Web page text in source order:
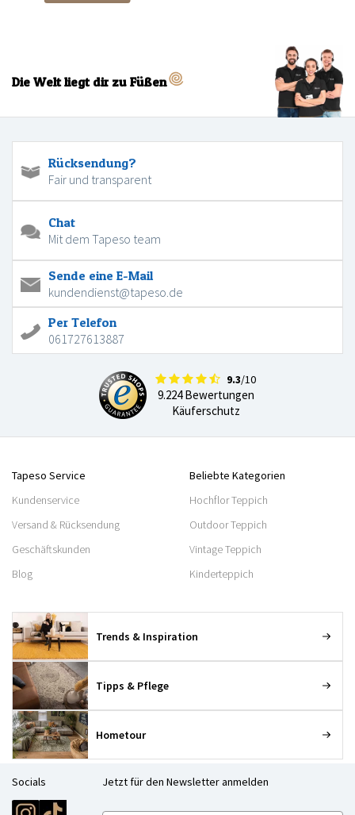
Die Welt liegt dir zu Füßen
Rücksendung?
Fair und transparent
Chat
Mit dem Tapeso team
Sende eine E-Mail
kundendienst@tapeso.de
Per Telefon
061727613887
9.3/10
9.224 Bewertungen
Käuferschutz
Tapeso Service
Kundenservice
Versand & Rücksendung
Geschäftskunden
Blog
Beliebte Kategorien
Hochflor Teppich
Outdoor Teppich
Vintage Teppich
Kinderteppich
Trends & Inspiration
Tipps & Pflege
Hometour
Socials Jetzt für den Newsletter anmelden